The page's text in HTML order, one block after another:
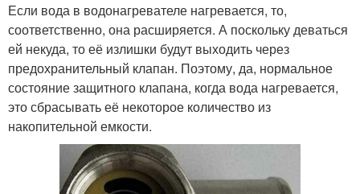
Если вода в водонагревателе нагревается, то,
соответственно, она расширяется. А поскольку деваться
ей некуда, то её излишки будут выходить через
предохранительный клапан. Поэтому, да, нормальное
состояние защитного клапана, когда вода нагревается,
это сбрасывать её некоторое количество из
накопительной емкости.